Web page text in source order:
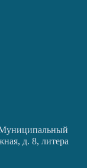
Муниципальный
д. 8, литера